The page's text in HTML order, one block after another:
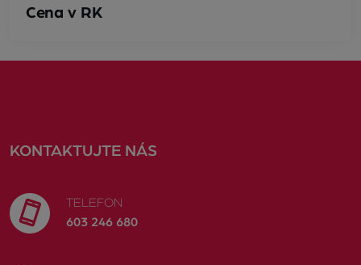
Cena v RK
KONTAKTUJTE NÁS
TELEFON
603 246 680